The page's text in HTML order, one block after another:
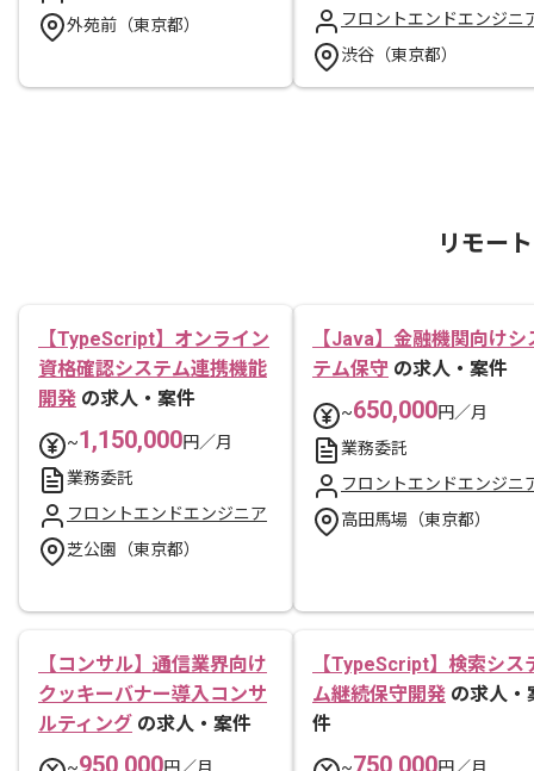
外苑前（東京都）
フロントエンドエンジニ
渋谷（東京都）
リモー
【TypeScript】オンライン
資格確認システム連携機能
開発 の求人・案件
~1,150,000円／月
業務委託
フロントエンドエンジニア
芝公園（東京都）
【Java】金融機関向けシ
テム保守 の求人・案件
~650,000円／月
業務委託
フロントエンドエンジニ
高田馬場（東京都）
【コンサル】通信業界向け
クッキーバナー導入コンサ
ルティング の求人・案件
~950,000円／月
【TypeScript】検索シス
ム継続保守開発 の求人・
件
~750,000円／月